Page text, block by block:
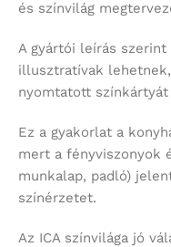
és színvilág
A gyártói leírás
illusztratívak
nyomtatott színkártyát
Ez a gyakorlat a
mert a fényviszonyok
munkalap, padló)
színérzetet.
Az ICA színvilága jó